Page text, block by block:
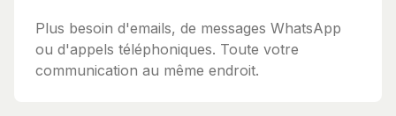
Plus besoin d'emails, de messages WhatsApp
ou d'appels téléphoniques. Toute votre
communication au même endroit.